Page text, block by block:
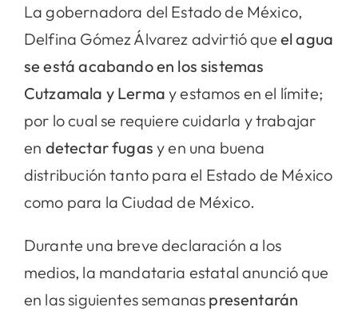
La gobernadora del Estado de México,
Delfina Gómez Álvarez advirtió que el agua
se está acabando en los sistemas
Cutzamala y Lerma y estamos en el límite;
por lo cual se requiere cuidarla y trabajar
en detectar fugasy en una buena
distribución tanto para el Estado de México
como para la Ciudad de México.
Durante una breve declaración a los
medios, la mandataria estatal anunció que
en las siguientes semanas presentarán